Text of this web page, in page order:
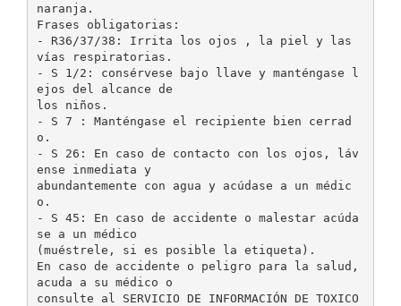
naranja.
Frases obligatorias:
- R36/37/38: Irrita los ojos , la piel y las
vías respiratorias.
- S 1/2: consérvese bajo llave y manténgase l
ejos del alcance de
los niños.
- S 7 : Manténgase el recipiente bien cerrad
o.
- S 26: En caso de contacto con los ojos, láv
ense inmediata y
abundantemente con agua y acúdase a un médic
o.
- S 45: En caso de accidente o malestar acúda
se a un médico
(muéstrele, si es posible la etiqueta).
En caso de accidente o peligro para la salud,
acuda a su médico o
consulte al SERVICIO DE INFORMACIÓN DE TOXICO